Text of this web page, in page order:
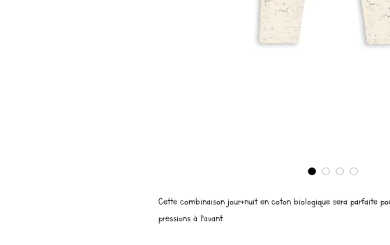
Cette combinaison jour+nuit en coton biologique sera parfaite
pressions à l’avant.